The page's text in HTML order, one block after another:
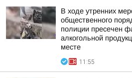
В ходе утренних
общественного
полиции пресечен
алкогольной
месте
11:55